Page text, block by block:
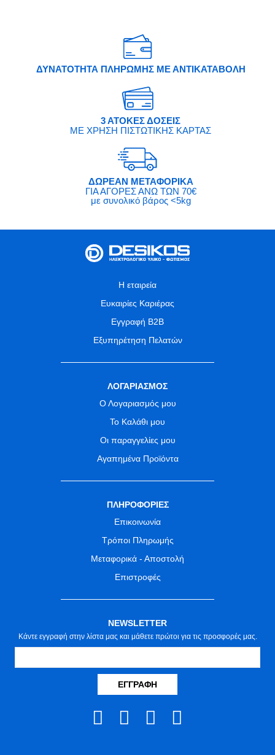
ΔΥΝΑΤΟΤΗΤΑ ΠΛΗΡΩΜΗΣ ΜΕ ΑΝΤΙΚΑΤΑΒΟΛΗ
3 ΑΤΟΚΕΣ ΔΟΣΕΙΣ
ΜΕ ΧΡΗΣΗ ΠΙΣΤΩΤΙΚΗΣ ΚΑΡΤΑΣ
ΔΩΡΕΑΝ ΜΕΤΑΦΟΡΙΚΑ
ΓΙΑ ΑΓΟΡΕΣ ΑΝΩ ΤΩΝ 70€
με συνολικό βάρος <5kg
Η εταιρεία
Ευκαιρίες Καριέρας
Εγγραφή B2B
Εξυπηρέτηση Πελατών
ΛΟΓΑΡΙΑΣΜΟΣ
Ο Λογαριασμός μου
Το Καλάθι μου
Οι παραγγελίες μου
Αγαπημένα Προϊόντα
ΠΛΗΡΟΦΟΡΙΕΣ
Επικοινωνία
Τρόποι Πληρωμής
Μεταφορικά - Αποστολή
Επιστροφές
NEWSLETTER
Κάντε εγγραφή στην λίστα μας και μάθετε πρώτοι για τις προσφορές μας.
ΕΓΓΡΑΦΉ